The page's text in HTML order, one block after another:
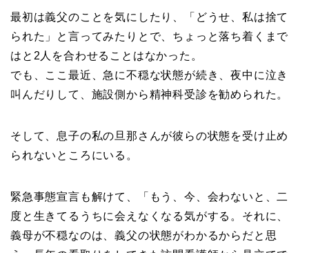
最初は義父のことを気にしたり、「どうせ、私は捨て
られた」と言ってみたりとで、ちょっと落ち着くまで
はと2人を合わせることはなかった。
でも、ここ最近、急に不穏な状態が続き、夜中に泣き
叫んだりして、施設側から精神科受診を勧められた。
そして、息子の私の旦那さんが彼らの状態を受け止め
られないところにいる。
緊急事態宣言も解けて、「もう、今、会わないと、二
度と生きてるうちに会えなくなる気がする。それに、
義母が不穏なのは、義父の状態がわかるからだと思